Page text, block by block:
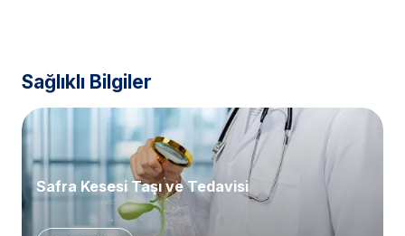
Sağlıklı Bilgiler
Safra Kesesi Taşı ve Tedavisi